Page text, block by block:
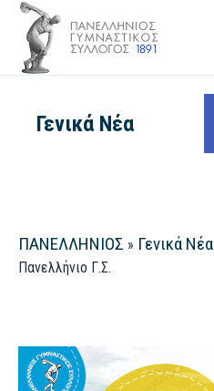
Γενικά Νέα
ΠΑΝΕΛΛΗΝΙΟΣ » Γενικά Νέα
Πανελλήνιο Γ.Σ.